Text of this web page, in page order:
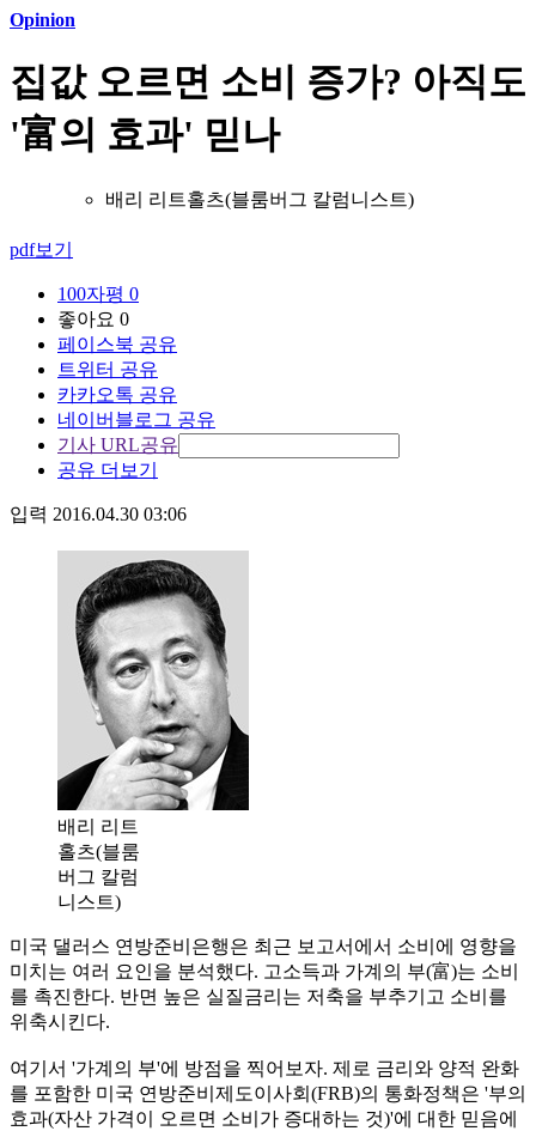
Opinion
집값 오르면 소비 증가? 아직도
'富의 효과' 믿나
배리 리트홀츠(블룸버그 칼럼니스트)
pdf보기
100자평 0
좋아요 0
페이스북 공유
트위터 공유
카카오톡 공유
네이버블로그 공유
기사 URL공유
공유 더보기
입력 2016.04.30 03:06
배리 리트
홀츠(블룸
버그 칼럼
니스트)
미국 댈러스 연방준비은행은 최근 보고서에서 소비에 영향을
미치는 여러 요인을 분석했다. 고소득과 가계의 부(富)는 소비
를 촉진한다. 반면 높은 실질금리는 저축을 부추기고 소비를
위축시킨다.
여기서 '가계의 부'에 방점을 찍어보자. 제로 금리와 양적 완화
를 포함한 미국 연방준비제도이사회(FRB)의 통화정책은 '부의
효과(자산 가격이 오르면 소비가 증대하는 것)'에 대한 믿음에